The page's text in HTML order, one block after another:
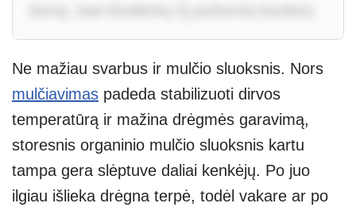
Ne mažiau svarbus ir mulčio sluoksnis. Nors
mulčiavimas padeda stabilizuoti dirvos
temperatūrą ir mažina drėgmės garavimą,
storesnis organinio mulčio sluoksnis kartu
tampa gera slėptuve daliai kenkėjų. Po juo
ilgiau išlieka drėgna terpė, todėl vakare ar po